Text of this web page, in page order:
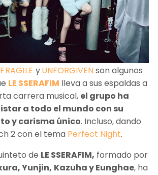
yUNFORGIVENson algunos
LE SSERAFIM lleva a sus espaldas a
carrera musical, el grupo ha
a todo el mundo con su
y carisma único. Incluso, dando
2 con el tema Perfect Night.
de LE SSERAFIM, formado por
Yunjin, Kazuha y Eunghae, ha